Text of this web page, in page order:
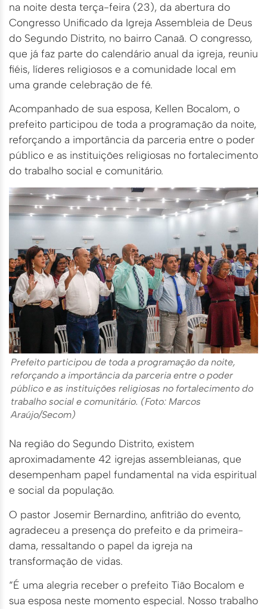
na noite desta terça-feira (23), da abertura do
Congresso Unificado da Igreja Assembleia de Deus
do Segundo Distrito, no bairro Canaã. O congresso,
que já faz parte do calendário anual da igreja, reuniu
fiéis, líderes religiosos e a comunidade local em
uma grande celebração de fé.
Acompanhado de sua esposa, Kellen Bocalom, o
prefeito participou de toda a programação da noite,
reforçando a importância da parceria entre o poder
público e as instituições religiosas no fortalecimento
do trabalho social e comunitário.
Prefeito participou de toda a programação da noite,
reforçando a importância da parceria entre o poder
público e as instituições religiosas no fortalecimento do
trabalho social e comunitário. (Foto: Marcos
Araújo/Secom)
Na região do Segundo Distrito, existem
aproximadamente 42 igrejas assembleianas, que
desempenham papel fundamental na vida espiritual
e social da população.
O pastor Josemir Bernardino, anfitrião do evento,
agradeceu a presença do prefeito e da primeira-
dama, ressaltando o papel da igreja na
transformação de vidas.
“É uma alegria receber o prefeito Tião Bocalom e
sua esposa neste momento especial. Nosso trabalho